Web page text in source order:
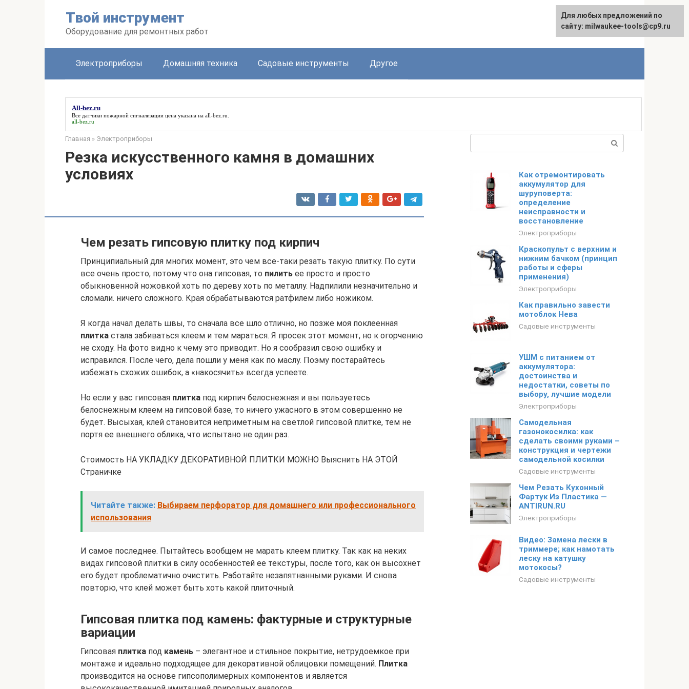
Твой инструмент
Оборудование для ремонтных работ
English
Электроприборы Домашняя техника Садовые инструменты Другое
All-bez.ru
Все датчики пожарной сигнализации цена указана на all-bez.ru
all-bez.ru
Главная » Электроприборы
Резка искусственного камня в домашних
условиях
Чем резать гипсовую плитку под кирпич
Принципиальный для многих момент, это чем все-таки резать такую плитку. По сути
все очень просто, потому что она гипсовая, то пилить ее просто и просто
обыкновенной ножовкой хоть по дереву хоть по металлу. Надпилили незначительно и
сломали. ничего сложного. Края обрабатываются ратфилем либо ножиком.
Я когда начал делать швы, то сначала все шло отлично, но позже моя поклеенная
плитка стала забиваться клеем и тем мараться. Я просек этот момент, но к огорчению
не сходу. На фото видно к чему это приводит. Но я сообразил свою ошибку и
исправился. После чего, дела пошли у меня как по маслу. Поэму постарайтесь
избежать схожих ошибок, а «накосячить» всегда успеете.
Но если у вас гипсовая плитка под кирпич белоснежная и вы пользуетесь
белоснежным клеем на гипсовой базе, то ничего ужасного в этом совершенно не
будет. Высыхая, клей становится неприметным на светлой гипсовой плитке, тем не
портя ее внешнего облика, что испытано не один раз.
Стоимость НА УКЛАДКУ ДЕКОРАТИВНОЙ ПЛИТКИ МОЖНО Выяснить НА ЭТОЙ
Страничке
Читайте также: Выбираем перфоратор для домашнего или профессионального
использования
И самое последнее. Пытайтесь вообщем не марать клеем плитку. Так как на неких
видах гипсовой плитки в силу особенностей ее текстуры, после того, как он высохнет
его будет проблематично очистить. Работайте незапятнанными руками. И снова
повторю, что клей может быть хоть какой плиточный.
Гипсовая плитка под камень: фактурные и структурные
вариации
Гипсовая плитка под камень – элегантное и стильное покрытие, нетрудоемкое при
монтаже и идеально подходящее для декоративной облицовки помещений. Плитка
производится на основе гипсополимерных компонентов и является
Как отремонтировать
аккумулятор для
шуруповерта:
определение
неисправности и
восстановление
Электроприборы
Краскопульт с верхним и
нижним бачком (принцип
работы и сферы
применения)
Электроприборы
Как правильно завести
мотоблок Нева
Садовые инструменты
УШМ с питанием от
аккумулятора:
достоинства и
недостатки, советы по
выбору, лучшие модели
Электроприборы
Самодельная
газонокосилка: как
сделать своими руками –
конструкция и чертежи
самодельной косилки
Садовые инструменты
Чем Резать Кухонный
Фартук Из Пластика —
ANTIRUN.RU
Электроприборы
Видео: Замена лески в
триммере; как намотать
леску на катушку
мотокосы?
Садовые инструменты
Для любых предложений по
сайту: milwaukee-tools@cp9.ru